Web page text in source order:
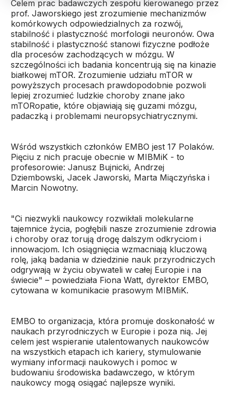
Celem prac badawczych zespołu kierowanego przez
prof. Jaworskiego jest zrozumienie mechanizmów
komórkowych odpowiedzialnych za rozwój,
stabilność i plastyczność morfologii neuronów. Owa
stabilność i plastyczność stanowi fizyczne podłoże
dla procesów zachodzących w mózgu. W
szczególności ich badania koncentrują się na kinazie
białkowej mTOR. Zrozumienie udziału mTOR w
powyższych procesach prawdopodobnie pozwoli
lepiej zrozumieć ludzkie choroby znane jako
mTORopatie, które objawiają się guzami mózgu,
padaczką i problemami neuropsychiatrycznymi.
Wśród wszystkich członków EMBO jest 17 Polaków.
Pięciu z nich pracuje obecnie w MIBMiK - to
profesorowie: Janusz Bujnicki, Andrzej
Dziembowski, Jacek Jaworski, Marta Miączyńska i
Marcin Nowotny.
"Ci niezwykli naukowcy rozwikłali molekularne
tajemnice życia, pogłębili nasze zrozumienie zdrowia
i choroby oraz torują drogę dalszym odkryciom i
innowacjom. Ich osiągnięcia wzmacniają kluczową
rolę, jaką badania w dziedzinie nauk przyrodniczych
odgrywają w życiu obywateli w całej Europie i na
świecie" – powiedziała Fiona Watt, dyrektor EMBO,
cytowana w komunikacie prasowym MIBMiK.
EMBO to organizacja, która promuje doskonałość w
naukach przyrodniczych w Europie i poza nią. Jej
celem jest wspieranie utalentowanych naukowców
na wszystkich etapach ich kariery, stymulowanie
wymiany informacji naukowych i pomoc w
budowaniu środowiska badawczego, w którym
naukowcy mogą osiągać najlepsze wyniki.